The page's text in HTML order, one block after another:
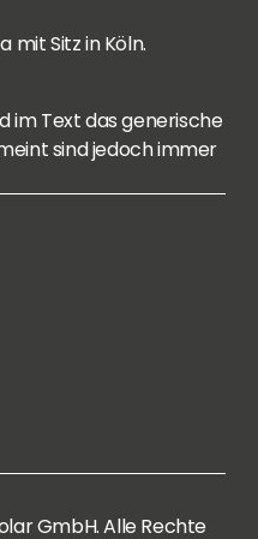
mit Sitz in Köln.
im Text das generische
sind jedoch immer
GmbH. Alle Rechte